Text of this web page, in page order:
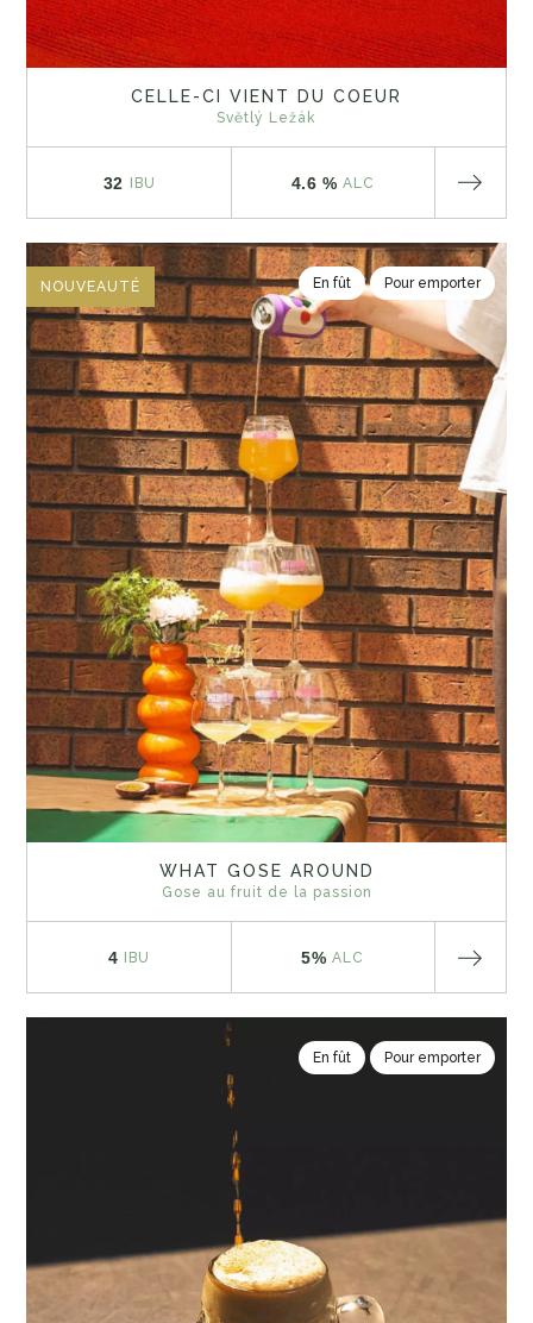
CELLE-CI VIENT DU COEUR
Světlý Ležák
32 IBU 4.6 % ALC
NOUVEAUTÉ En fût Pour emporter
WHAT GOSE AROUND
Gose au fruit de la passion
4 IBU 5% ALC
En fût Pour emporter